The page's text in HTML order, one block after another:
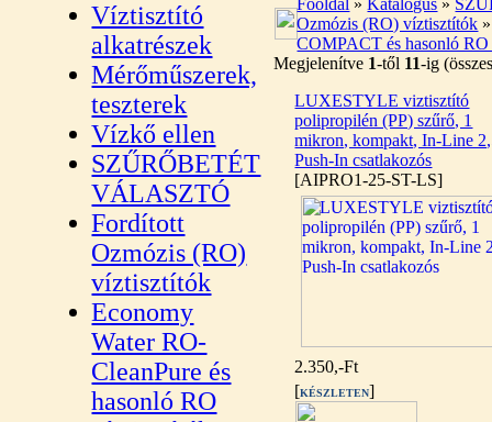
Víztisztító
alkatrészek
Mérőműszerek,
teszterek
Vízkő ellen
SZŰRŐBETÉT
VÁLASZTÓ
Fordított
Ozmózis (RO)
víztisztítók
Economy
Water RO-
CleanPure és
hasonló RO
Főoldal »Katalógus »
Ozmózis (RO) víztisztítók
COMPACT és hasonló
Megjelenítve 1-től 11-ig
LUXESTYLE viztisztító
polipropilén (PP) szűrő, 1
mikron, kompakt, In-Line
Push-In csatlakozós
[AIPRO1-25-ST-LS]
2.350,-Ft
[KÉSZLETEN]